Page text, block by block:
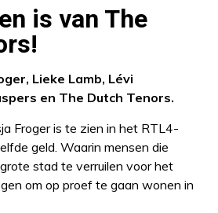
is van The
Lieke Lamb, Lévi
en The Dutch Tenors.
Froger is te zien in het RTL4-
geld. Waarin mensen die
stad te verruilen voor het
om op proef te gaan wonen in